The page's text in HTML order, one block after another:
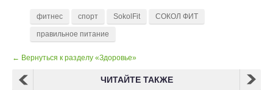
фитнес спорт SokolFit СОКОЛ ФИТ
правильное питание
← Вернуться к разделу «Здоровье»
ЧИТАЙТЕ ТАКЖЕ